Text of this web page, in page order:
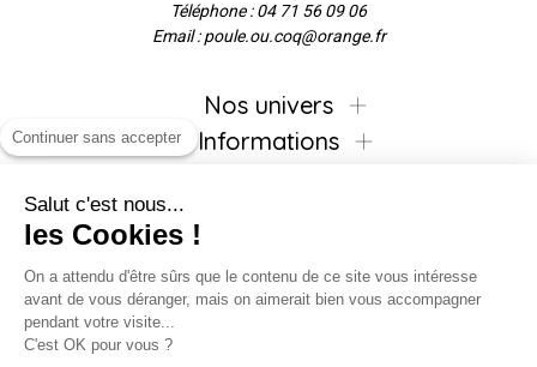
Téléphone : 04 71 56 09 06
Email : poule.ou.coq@orange.fr
Nos univers
Informations
Inscrivez-vous à la newsletter !
Continuer sans accepter
Salut c'est nous...
les Cookies !
On a attendu d'être sûrs que le contenu de ce site vous intéresse
avant de vous déranger, mais on aimerait bien vous accompagner
pendant votre visite...
C'est OK pour vous ?